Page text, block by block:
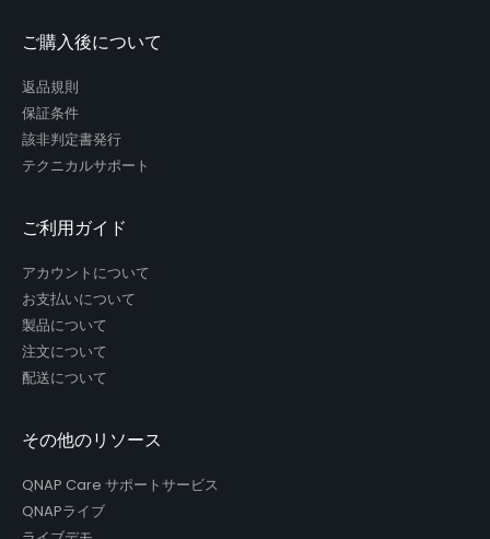
ご購入後について
返品規則
保証条件
該非判定書発行
テクニカルサポート
ご利用ガイド
アカウントについて
お支払いについて
製品について
注文について
配送について
その他のリソース
QNAP Care サポートサービス
QNAPライブ